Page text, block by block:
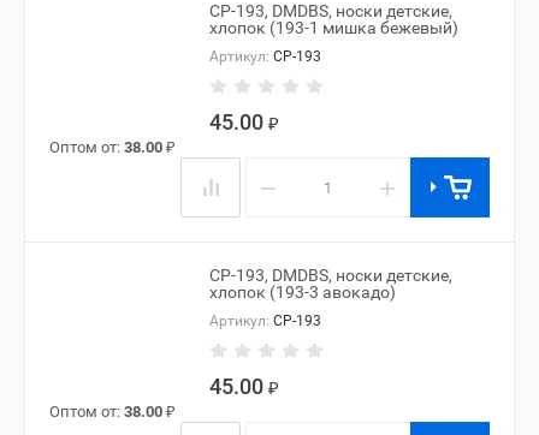
CP-193, DMDBS, носки детские,
хлопок (193-1 мишка бежевый)
Артикул: CP-193
45.00 ₽
Оптом от: 38.00 ₽
− +
CP-193, DMDBS, носки детские,
хлопок (193-3 авокадо)
Артикул: CP-193
45.00 ₽
Оптом от: 38.00 ₽